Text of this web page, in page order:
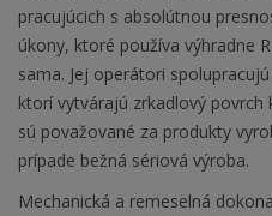
pracujúcich s absolútnou
úkony, ktoré používa výhradne
sama. Jej operátori
ktorí vytvárajú zrkadlový povrch
sú považované za produkty
prípade bežná sériová výroba.
Mechanická a remeselná